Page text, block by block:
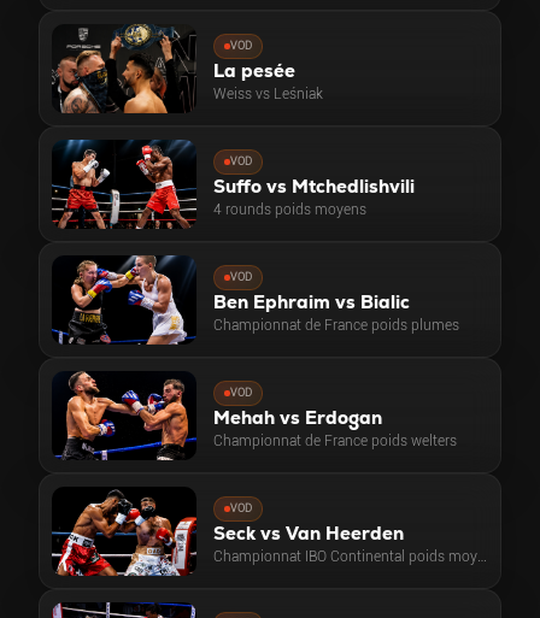
VOD
La pesée
Weiss vs Leśniak
VOD
Suffo vs Mtchedlishvili
4 rounds poids moyens
VOD
Ben Ephraim vs Bialic
Championnat de France poids plumes
VOD
Mehah vs Erdogan
Championnat de France poids welters
VOD
Seck vs Van Heerden